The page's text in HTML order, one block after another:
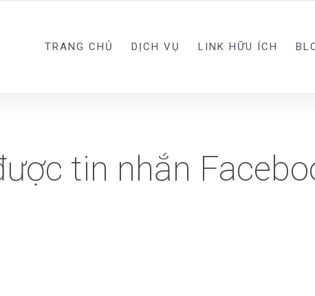
TRANG CHỦ DỊCH VỤ LINK HỮU ÍCH
tin nhắn